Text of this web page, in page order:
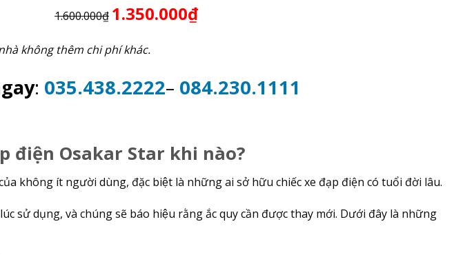
1.600.000₫ 1.350.000₫
không thêm chi phí khác.
: 035.438.2222– 084.230.1111
điện Osakar Star khi nào?
không ít người dùng, đặc biệt là những ai sở hữu chiếc xe đạp điện có tuổi đời lâu.
sử dụng, và chúng sẽ báo hiệu rằng ắc quy cần được thay mới. Dưới đây là những